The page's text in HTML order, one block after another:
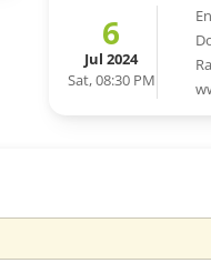
6
Jul 2024
Sat, 08:30 PM